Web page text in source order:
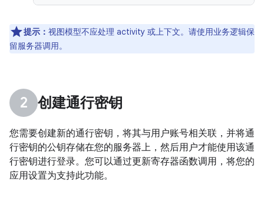
提示： 视图模型不应处理 activity 或上下文。请使用业务逻辑保
留服务器调用。
创建通行密钥
您需要创建新的通行密钥，将其与用户账号相关联，并将通
行密钥的公钥存储在您的服务器上，然后用户才能使用该通
行密钥进行登录。您可以通过更新寄存器函数调用，将您的
应用设置为支持此功能。